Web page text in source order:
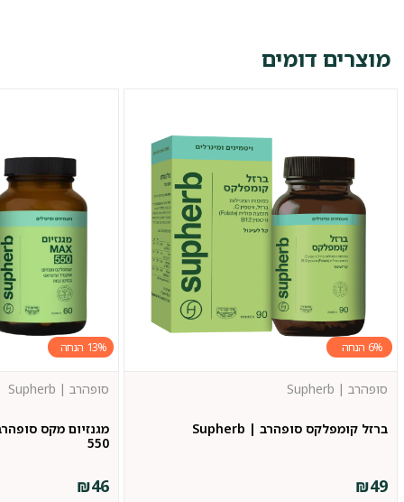
מוצרים דומים
6%
ברזל קומפלקס סופהרב | Supherb
סופהרב | Supherb
₪49
13%
550
סופהרב | Supherb
₪46